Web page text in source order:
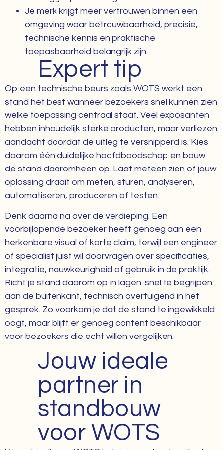
Je merk krijgt meer vertrouwen binnen een
omgeving waar betrouwbaarheid, precisie,
technische kennis en praktische
toepasbaarheid belangrijk zijn.
Expert tip
Op een technische beurs zoals WOTS werkt een
stand het best wanneer bezoekers snel kunnen zien
welke toepassing centraal staat. Veel exposanten
hebben inhoudelijk sterke producten, maar verliezen
aandacht doordat de uitleg te versnipperd is. Kies
daarom één duidelijke hoofdboodschap en bouw
de stand daaromheen op. Laat meteen zien of jouw
oplossing draait om meten, sturen, analyseren,
automatiseren, produceren of testen.
Denk daarna na over de verdieping. Een
voorbijlopende bezoeker heeft genoeg aan een
herkenbare visual of korte claim, terwijl een engineer
of specialist juist wil doorvragen over specificaties,
integratie, nauwkeurigheid of gebruik in de praktijk.
Richt je stand daarom op in lagen: snel te begrijpen
aan de buitenkant, technisch overtuigend in het
gesprek. Zo voorkom je dat de stand te ingewikkeld
oogt, maar blijft er genoeg content beschikbaar
voor bezoekers die echt willen vergelijken.
Jouw ideale
partner in
standbouw
voor WOTS